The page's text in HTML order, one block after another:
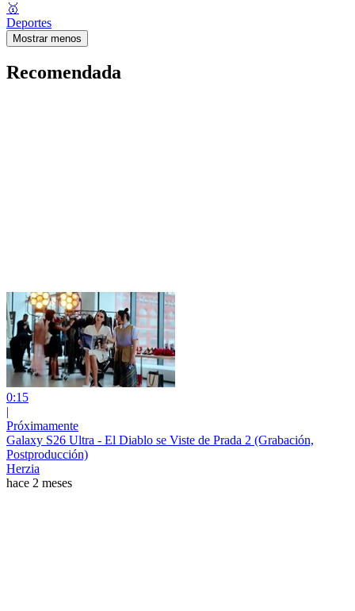
🥇
Deportes
Mostrar menos
Recomendada
0:15
|
Próximamente
Galaxy S26 Ultra - El Diablo se Viste de Prada 2 (Grabación,
Postproducción)
Herzia
hace 2 meses